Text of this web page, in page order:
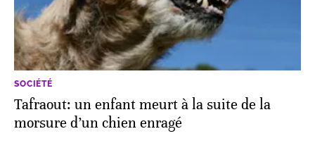
SOCIÉTÉ
Tafraout: un enfant meurt à la suite de la
morsure d’un chien enragé